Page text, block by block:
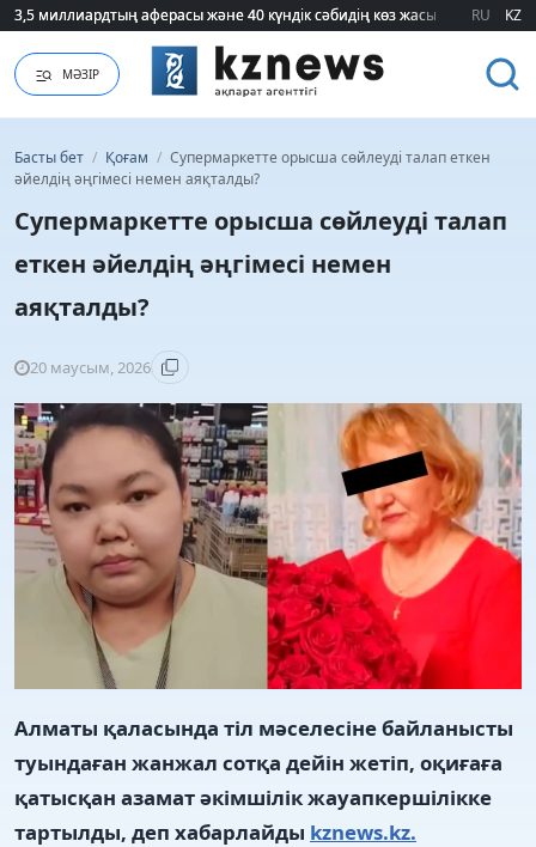
3,5 миллиардтың аферасы және 40 күндік сәбидің көз жасы:
3,5 миллиардтың аферасы және 40 күндік сәбидің көз жасы: RU KZ
МӘЗІР
Басты бет / Қоғам / Супермаркетте орысша сөйлеуді талап еткен
әйелдің әңгімесі немен аяқталды?
Супермаркетте орысша сөйлеуді талап
еткен әйелдің әңгімесі немен
аяқталды?
20 маусым, 2026
Алматы қаласында тіл мәселесіне байланысты
туындаған жанжал сотқа дейін жетіп, оқиғаға
қатысқан азамат әкімшілік жауапкершілікке
тартылды, деп хабарлайды kznews.kz.